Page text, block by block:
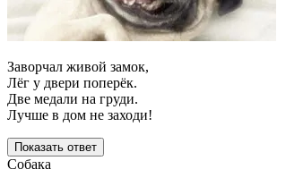
Заворчал живой замок,
Лёг у двери поперёк.
Две медали на груди.
Лучше в дом не заходи!
Показать ответ
Собака